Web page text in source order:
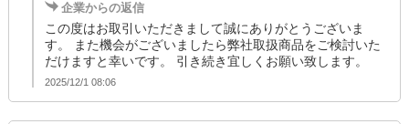
企業からの返信
この度はお取引いただきまして誠にありがとうございま
す。 また機会がございましたら弊社取扱商品をご検討いた
だけますと幸いです。 引き続き宜しくお願い致します。
2025/12/1 08:06